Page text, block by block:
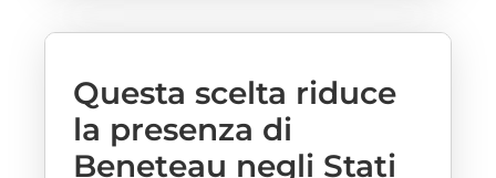
Questa scelta riduce
la presenza di
Beneteau negli Stati